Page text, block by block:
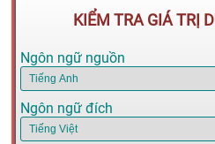
KIỂM TRA GIÁ TRỊ
Ngôn ngữ nguồn
Ngôn ngữ đích